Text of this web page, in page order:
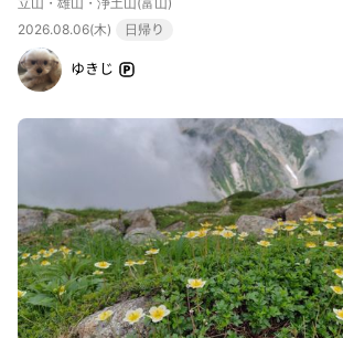
2026.08.06(木)
日帰り
ゆきじ